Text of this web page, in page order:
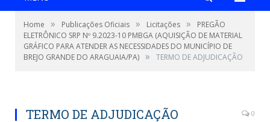
Home » Publicações Oficiais » Licitações »
PREGÃO
ELETRÔNICO SRP Nº 9.2023-10 PMBGA (AQUISIÇÃO DE MATERIAL
GRÁFICO PARA ATENDER AS NECESSIDADES DO MUNICÍPIO DE
BREJO GRANDE DO ARAGUAIA/PA) » TERMO DE ADJUDICAÇÃO
TERMO DE ADJUDICAÇÃO 0